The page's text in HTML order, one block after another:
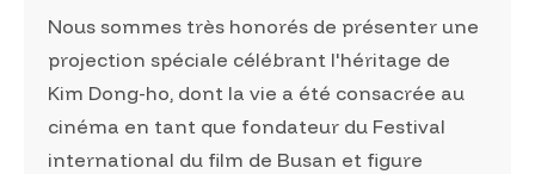
Nous sommes très honorés de présenter une
projection spéciale célébrant l'héritage de
Kim Dong-ho, dont la vie a été consacrée au
cinéma en tant que fondateur du Festival
international du film de Busan et figure